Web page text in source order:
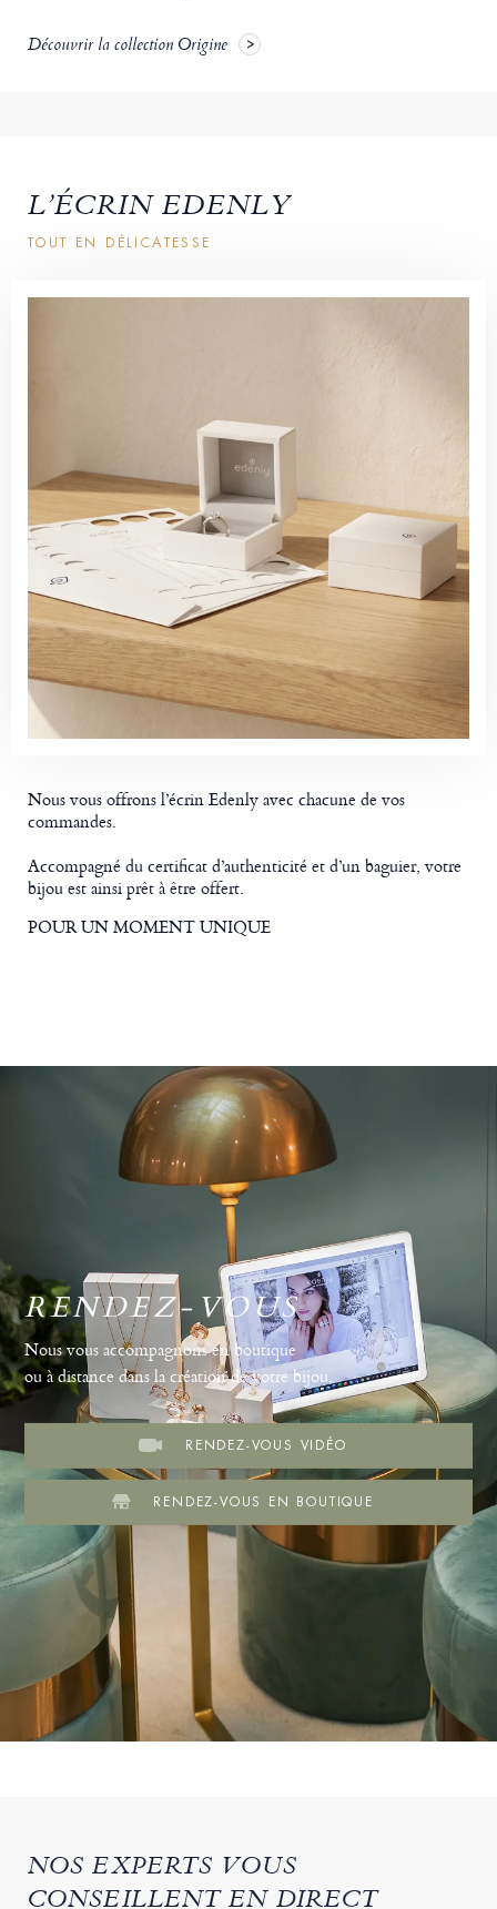
Découvrir la collection Origine
L’ÉCRIN EDENLY
TOUT EN DÉLICATESSE
Nous vous offrons l’écrin Edenly avec chacune de vos
commandes.
Accompagné du certificat d’authenticité et d’un baguier, votre
bijou est ainsi prêt à être offert.
POUR UN MOMENT UNIQUE
RENDEZ-VOUS
Nous vous accompagnons en boutique
ou à distance dans la création de votre bijou.
RENDEZ-VOUS VIDÉO
RENDEZ-VOUS EN BOUTIQUE
NOS EXPERTS VOUS